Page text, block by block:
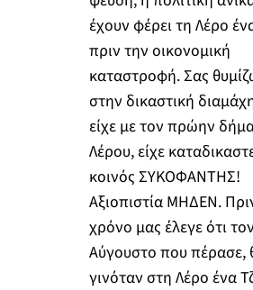
έχουν φέρει τη Λέρο
πριν την οικονομική
καταστροφή. Σας
στην δικαστική
είχε με τον πρώην
Λέρου, είχε
κοινός ΣΥΚΟΦΑΝΤΗΣ!
Αξιοπιστία ΜΗΔΕΝ.
χρόνο μας έλεγε ότι τον
Αύγουστο που πέρασε,
γινόταν στη Λέρο ένα